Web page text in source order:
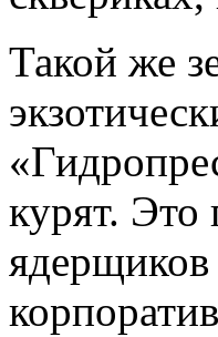
Такой же
курят. Это
ядерщиков